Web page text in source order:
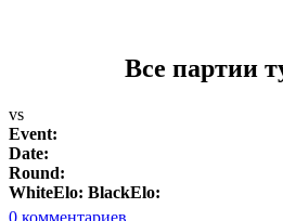
Все партии
vs
Event:
Date:
Round:
WhiteElo: BlackElo:
0 комментариев